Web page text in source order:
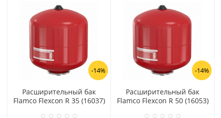
-14%
Расширительный бак
Flamco Flexcon R 35 (16037)
-14%
Расширительный бак
Flamco Flexcon R 50 (16053)